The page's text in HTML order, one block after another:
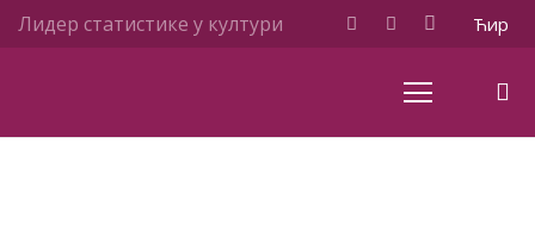
Лидер статистике у култури Ћир